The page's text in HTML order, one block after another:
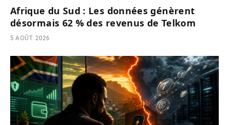
Afrique du Sud : Les données génèrent
désormais 62 % des revenus de Telkom
5 AOÛT 2026